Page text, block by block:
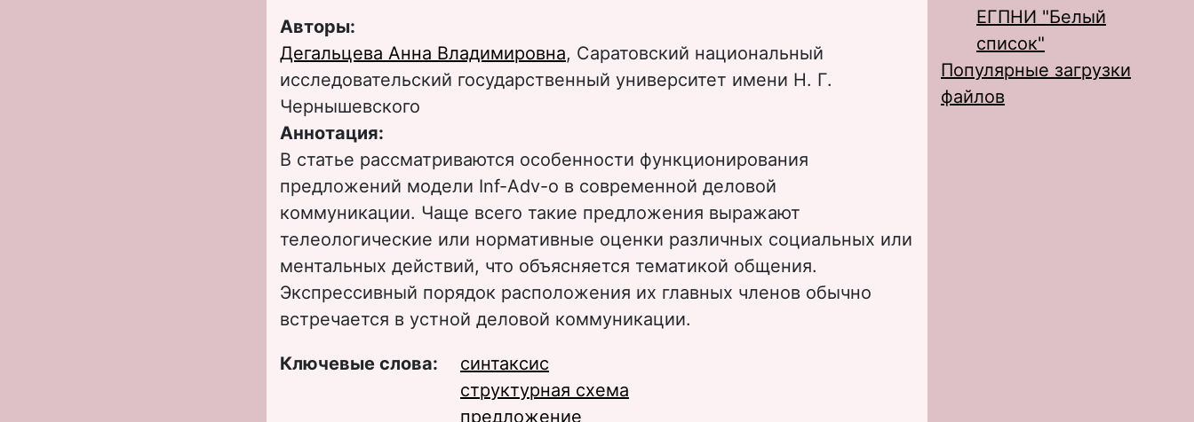
Авторы:
Дегальцева Анна Владимировна, Саратовский национальный
исследовательский государственный университет имени Н. Г.
Чернышевского
Аннотация:
В статье рассматриваются особенности функционирования
предложений модели Inf-Adv-o в современной деловой
коммуникации. Чаще всего такие предложения выражают
телеологические или нормативные оценки различных социальных или
ментальных действий, что объясняется тематикой общения.
Экспрессивный порядок расположения их главных членов обычно
встречается в устной деловой коммуникации.
Ключевые слова:
синтаксис
структурная схема
предложение
ЕГПНИ "Белый
список"
Популярные загрузки
файлов